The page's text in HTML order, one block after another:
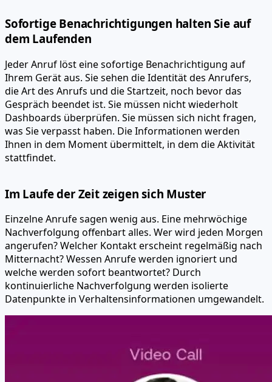
Sofortige Benachrichtigungen halten Sie auf
dem Laufenden
Jeder Anruf löst eine sofortige Benachrichtigung auf
Ihrem Gerät aus. Sie sehen die Identität des Anrufers,
die Art des Anrufs und die Startzeit, noch bevor das
Gespräch beendet ist. Sie müssen nicht wiederholt
Dashboards überprüfen. Sie müssen sich nicht fragen,
was Sie verpasst haben. Die Informationen werden
Ihnen in dem Moment übermittelt, in dem die Aktivität
stattfindet.
Im Laufe der Zeit zeigen sich Muster
Einzelne Anrufe sagen wenig aus. Eine mehrwöchige
Nachverfolgung offenbart alles. Wer wird jeden Morgen
angerufen? Welcher Kontakt erscheint regelmäßig nach
Mitternacht? Wessen Anrufe werden ignoriert und
welche werden sofort beantwortet? Durch
kontinuierliche Nachverfolgung werden isolierte
Datenpunkte in Verhaltensinformationen umgewandelt.